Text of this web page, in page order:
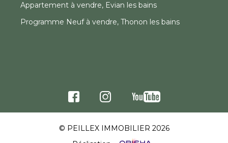
Appartement à vendre, Evian les bains
Programme Neuf à vendre, Thonon les bains
© PEILLEX IMMOBILIER 2026